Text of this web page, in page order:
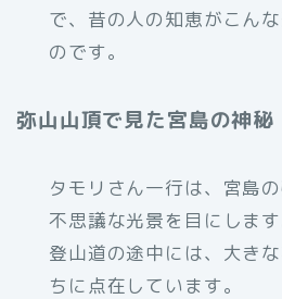
で、昔の人の知恵がこん
のです。
弥山山頂で見た宮島の神秘
タモリさん一行は、宮島の
不思議な光景を目にします
登山道の途中には、大き
ちに点在しています。